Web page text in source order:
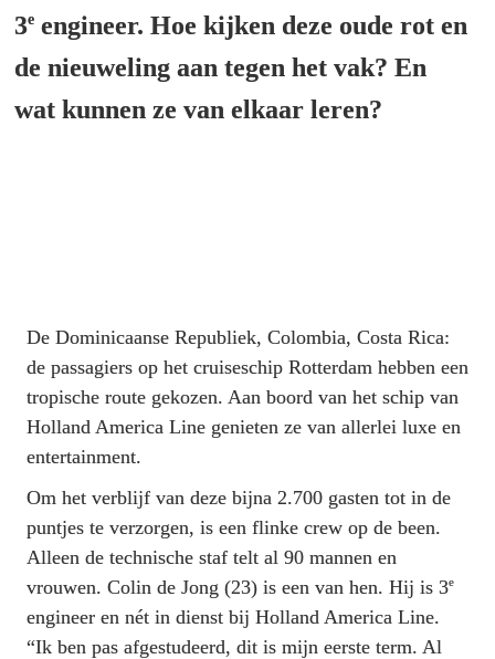
3e engineer. Hoe kijken deze oude rot en
de nieuweling aan tegen het vak? En
wat kunnen ze van elkaar leren?
De Dominicaanse Republiek, Colombia, Costa Rica:
de passagiers op het cruiseschip Rotterdam hebben een
tropische route gekozen. Aan boord van het schip van
Holland America Line genieten ze van allerlei luxe en
entertainment.
Om het verblijf van deze bijna 2.700 gasten tot in de
puntjes te verzorgen, is een flinke crew op de been.
Alleen de technische staf telt al 90 mannen en
vrouwen. Colin de Jong (23) is een van hen. Hij is 3e
engineer en nét in dienst bij Holland America Line.
“Ik ben pas afgestudeerd, dit is mijn eerste term. Al